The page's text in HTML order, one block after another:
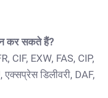
कर सकते हैं?
CIF, EXW, FAS, CIP,
डिलीवरी, DAF,